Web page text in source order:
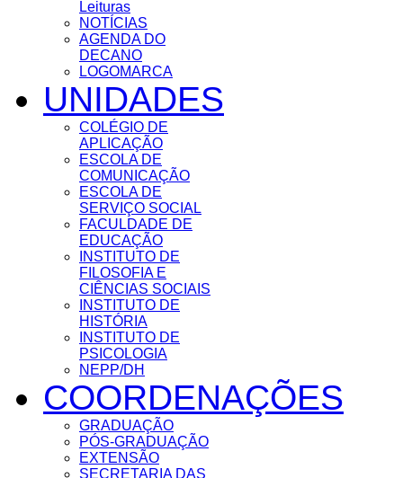
Leituras
NOTÍCIAS
AGENDA DO
DECANO
LOGOMARCA
UNIDADES
COLÉGIO DE
APLICAÇÃO
ESCOLA DE
COMUNICAÇÃO
ESCOLA DE
SERVIÇO SOCIAL
FACULDADE DE
EDUCAÇÃO
INSTITUTO DE
FILOSOFIA E
CIÊNCIAS SOCIAIS
INSTITUTO DE
HISTÓRIA
INSTITUTO DE
PSICOLOGIA
NEPP/DH
COORDENAÇÕES
GRADUAÇÃO
PÓS-GRADUAÇÃO
EXTENSÃO
SECRETARIA DAS